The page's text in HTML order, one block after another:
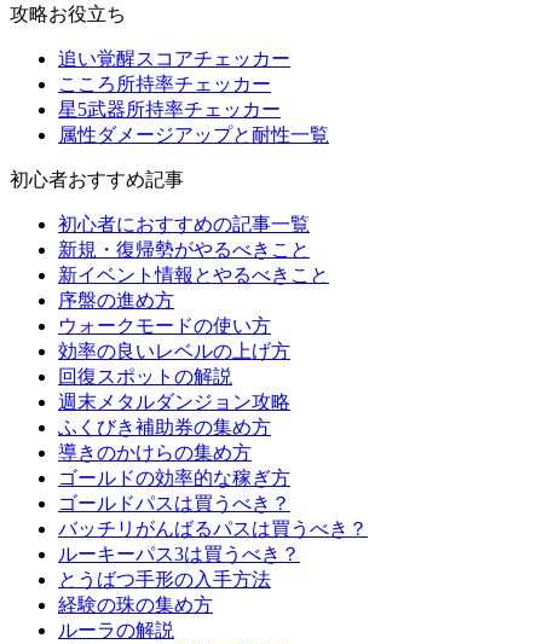
攻略お役立ち
追い覚醒スコアチェッカー
こころ所持率チェッカー
星5武器所持率チェッカー
属性ダメージアップと耐性一覧
初心者おすすめ記事
初心者におすすめの記事一覧
新規・復帰勢がやるべきこと
新イベント情報とやるべきこと
序盤の進め方
ウォークモードの使い方
効率の良いレベルの上げ方
回復スポットの解説
週末メタルダンジョン攻略
ふくびき補助券の集め方
導きのかけらの集め方
ゴールドの効率的な稼ぎ方
ゴールドパスは買うべき？
バッチリがんばるパスは買うべき？
ルーキーパス3は買うべき？
とうばつ手形の入手方法
経験の珠の集め方
ルーラの解説